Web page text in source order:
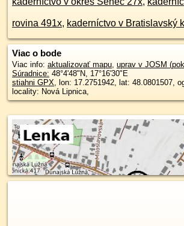
rovina 491x, kaderníctvo v Bratislavský
Viac o bode
Viac info: aktualizovať mapu, uprav v JOSM
Súradnice: 48°4'48"N, 17°16'30"E
stiahni GPX, lon: 17.2751942, lat: 48.0801507,
locality: Nová Lipnica,